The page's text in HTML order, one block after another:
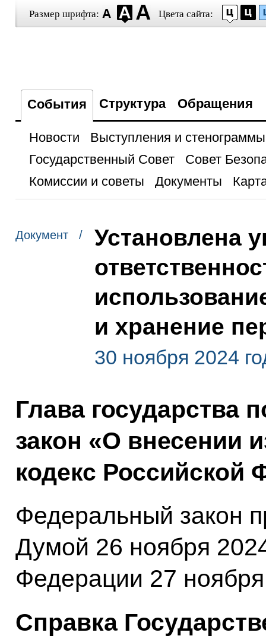
Размер шрифта: Цвета сайта:
События Структура Обращения
Новости
Выступления и стенограммы
Государственный Совет
Совет
Комиссии и советы
Документы
Документ /
Установлена
и хранение
30 ноября 2024
Глава государства
закон «О внесении
кодекс Российской
Федеральный закон
Думой 26 ноября
Федерации 27
Справка